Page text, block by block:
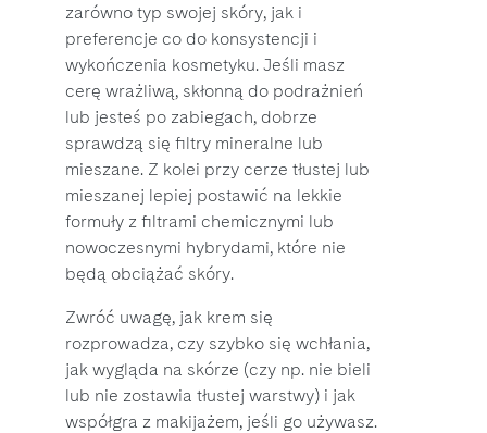
zarówno typ swojej skóry, jak i
preferencje co do konsystencji i
wykończenia kosmetyku. Jeśli masz
cerę wrażliwą, skłonną do podrażnień
lub jesteś po zabiegach, dobrze
sprawdzą się filtry mineralne lub
mieszane. Z kolei przy cerze tłustej lub
mieszanej lepiej postawić na lekkie
formuły z filtrami chemicznymi lub
nowoczesnymi hybrydami, które nie
będą obciążać skóry.
Zwróć uwagę, jak krem się
rozprowadza, czy szybko się wchłania,
jak wygląda na skórze (czy np. nie bieli
lub nie zostawia tłustej warstwy) i jak
współgra z makijażem, jeśli go używasz.